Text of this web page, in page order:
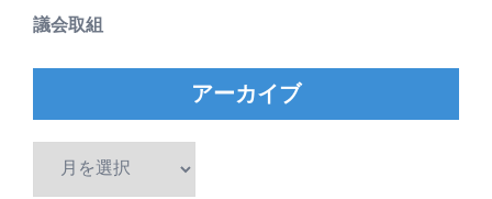
議会取組
アーカイブ